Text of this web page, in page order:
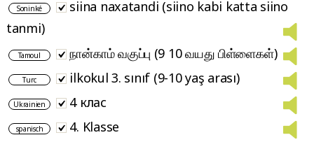
Soninké
siina naxatandi (siino kabi katta siino
tanmi)
Tamoul நான்காம் வகுப்பு (9 10 வயது பிள்ளைகள்)
Turc ilkokul 3. sınıf (9-10 yaş arası)
Ukrainien 4 клас
spanisch 4. Klasse